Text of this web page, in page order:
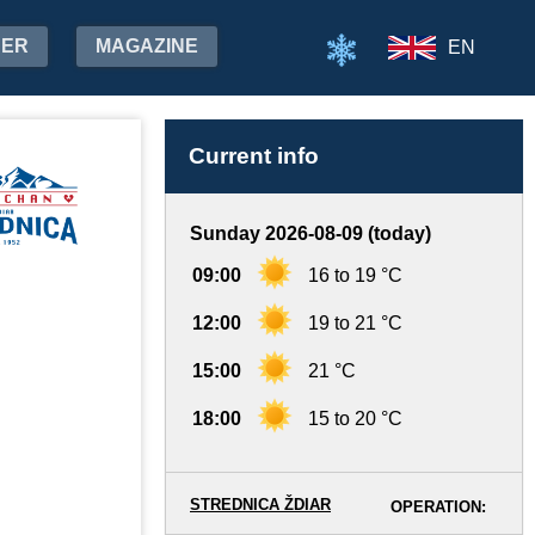
MAGAZINE EN
Current info
Sunday 2026-08-09 (today)
09:00 16 to 19 °C
12:00 19 to 21 °C
15:00 21 °C
18:00 15 to 20 °C
OPERATION:
STREDNICA ŽDIAR